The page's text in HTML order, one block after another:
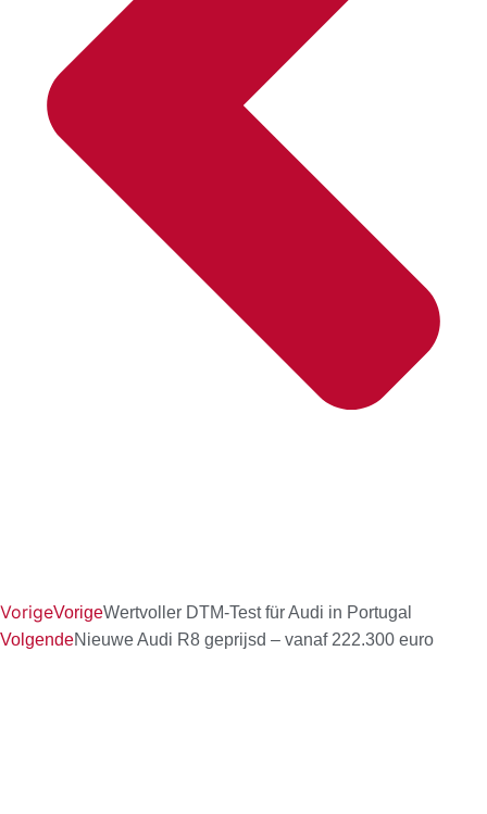
VorigeVorigeWertvoller DTM-Test für Audi in Portugal
VolgendeNieuwe Audi R8 geprijsd – vanaf 222.300 euro